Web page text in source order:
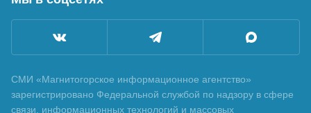
СМИ «Магнитогорское информационное агентство»
зарегистрировано Федеральной службой по надзору в сфере
связи, информационных технологий и массовых